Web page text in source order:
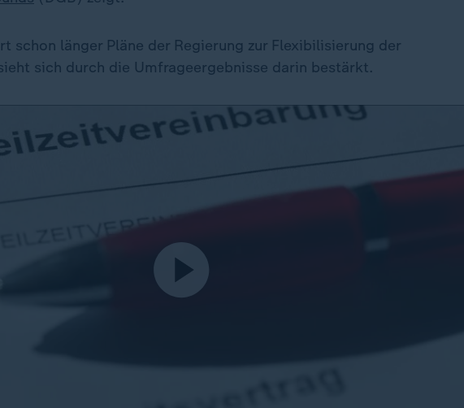
schon länger Pläne der Regierung zur Flexibilisierung der
sich durch die Umfrageergebnisse darin bestärkt.